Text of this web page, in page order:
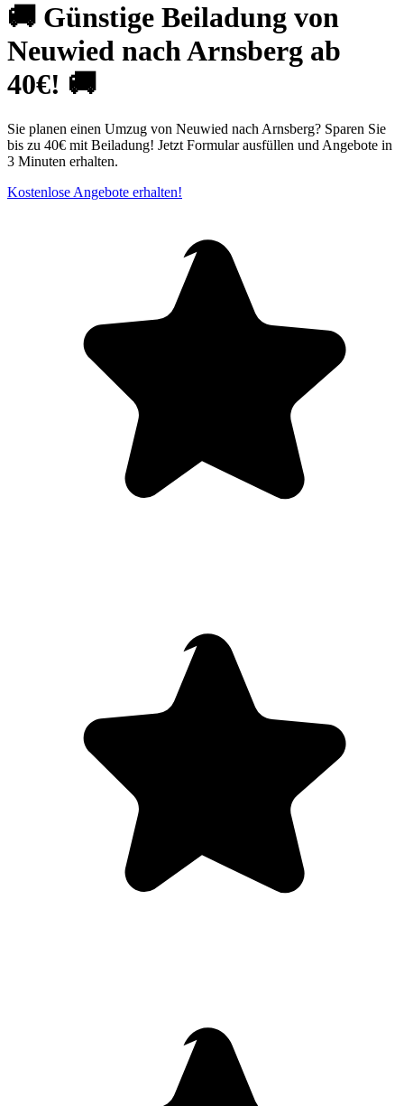
🚚 Günstige Beiladung von
Neuwied nach Arnsberg ab
40€! 🚚
Sie planen einen Umzug von Neuwied nach Arnsberg? Sparen Sie
bis zu 40€ mit Beiladung! Jetzt Formular ausfüllen und Angebote in
3 Minuten erhalten.
Kostenlose Angebote erhalten!